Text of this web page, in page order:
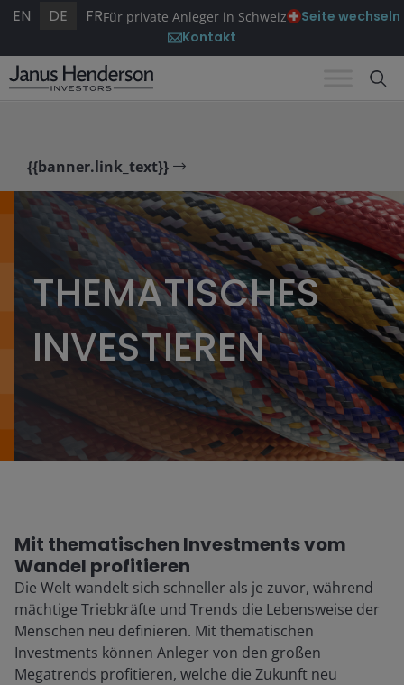
EN DE FRFür private Anleger in Schweiz
Seite wechseln
Kontakt
{{banner.link_text}}
THEMATISCHES
INVESTIEREN
Mit thematischen Investments vom
Wandel profitieren
Die Welt wandelt sich schneller als je zuvor, während
mächtige Triebkräfte und Trends die Lebensweise der
Menschen neu definieren. Mit thematischen
Investments können Anleger von den großen
Megatrends profitieren, welche die Zukunft neu